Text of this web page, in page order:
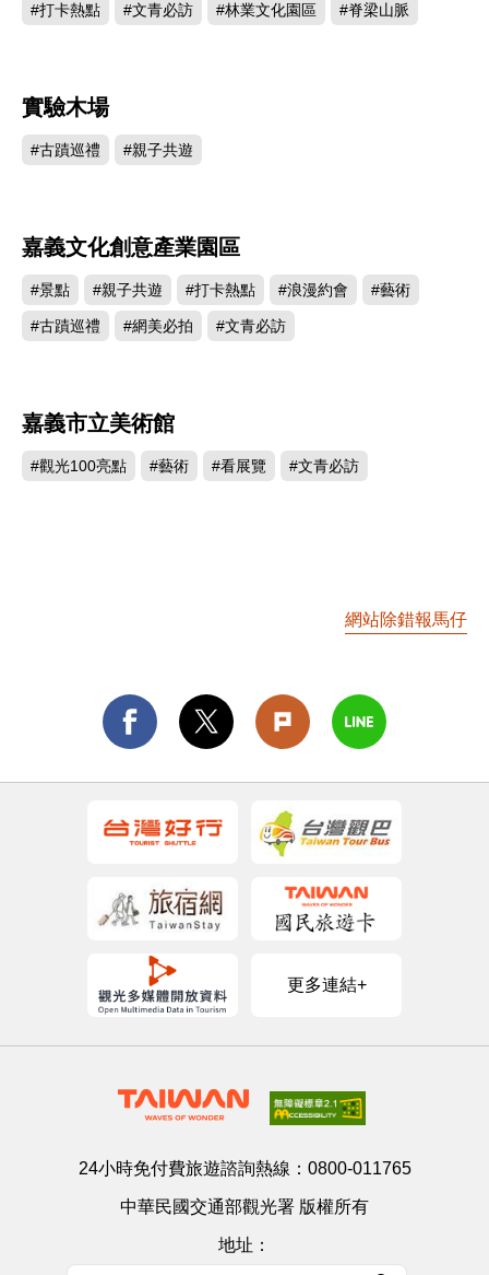
#打卡熱點 #文青必訪 #林業文化園區 #脊梁山脈
實驗木場
#古蹟巡禮 #親子共遊
嘉義文化創意產業園區
#景點 #親子共遊 #打卡熱點 #浪漫約會 #藝術
#古蹟巡禮 #網美必拍 #文青必訪
嘉義市立美術館
#觀光100亮點 #藝術 #看展覽 #文青必訪
網站除錯報馬仔
更多連結+
24小時免付費旅遊諮詢熱線： 0800-011765
中華民國交通部觀光署 版權所有
地址：